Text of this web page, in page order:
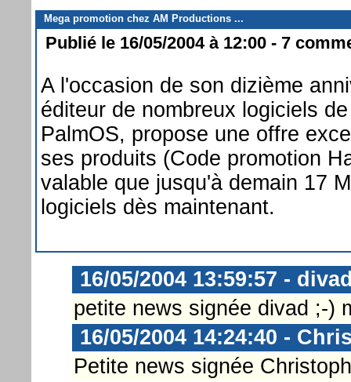
Mega promotion chez AM Productions ...
Publié le 16/05/2004 à 12:00 - 7
A l'occasion de son dizième
éditeur de nombreux logiciels
PalmOS, propose une offre
ses produits (Code promotion
valable que jusqu'à demain 17
logiciels dès maintenant.
16/05/2004 13:59:57 -
petite news signée divad ;-)
16/05/2004 14:24:40 -
Petite news signée